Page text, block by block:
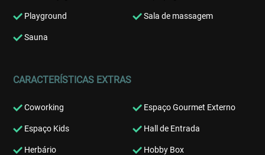
Playground Sala de massagem
Sauna
CARACTERÍSTICAS EXTRAS
Coworking Espaço Gourmet Externo
Espaço Kids Hall de Entrada
Herbário Hobby Box